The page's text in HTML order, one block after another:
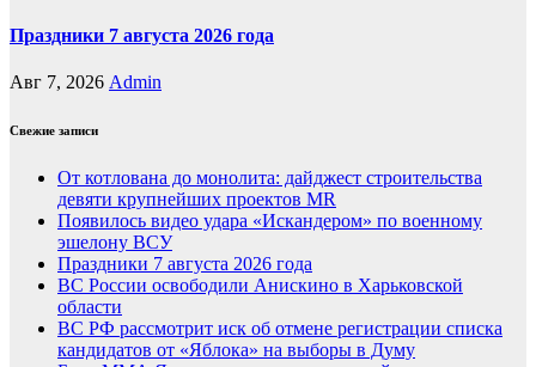
Праздники 7 августа 2026 года
Авг 7, 2026 Admin
Свежие записи
От котлована до монолита: дайджест строительства
девяти крупнейших проектов MR
Появилось видео удара «Искандером» по военному
эшелону ВСУ
Праздники 7 августа 2026 года
ВС России освободили Анискино в Харьковской
области
ВС РФ рассмотрит иск об отмене регистрации списка
кандидатов от «Яблока» на выборы в Думу